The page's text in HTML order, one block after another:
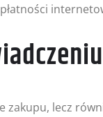
zakupu, lecz